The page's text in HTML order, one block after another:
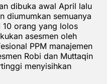
dibuka awal April lalu
diumumkan semuanya
orang yang lolos
asesmen oleh
PPM manajemen
Robi dan Muttaqin
menyisihkan